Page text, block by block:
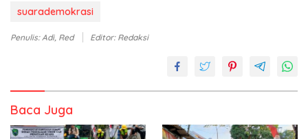
suarademokrasi
Penulis: Adi, Red Editor: Redaksi
Baca Juga